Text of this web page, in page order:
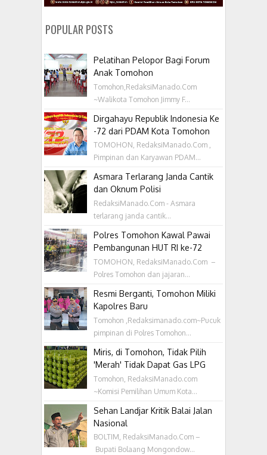
POPULAR POSTS
Pelatihan Pelopor Bagi Forum
Anak Tomohon
Tomohon,RedaksiManado.Com
~Walikota Tomohon Jimmy F...
Dirgahayu Republik Indonesia Ke
-72 dari PDAM Kota Tomohon
TOMOHON, RedaksiManado.Com ,
Pimpinan dan Karyawan PDAM...
Asmara Terlarang Janda Cantik
dan Oknum Polisi
RedaksiManado.Com - Asmara
terlarang janda cantik...
Polres Tomohon Kawal Pawai
Pembangunan HUT RI ke-72
TOMOHON, RedaksiManado.Com –
Polres Tomohon dan jajaran...
Resmi Berganti, Tomohon Miliki
Kapolres Baru
Tomohon ,Redaksimanado.com~Pucuk
pimpinan di Polres Tomohon...
Miris, di Tomohon, Tidak Pilih
'Merah' Tidak Dapat Gas LPG
Tomohon, RedaksiManado.com
~Komisi Pemilihan Umum Kota...
Sehan Landjar Kritik Balai Jalan
Nasional
BOLTIM, RedaksiManado.Com –
Bupati Bolaang Mongondow...